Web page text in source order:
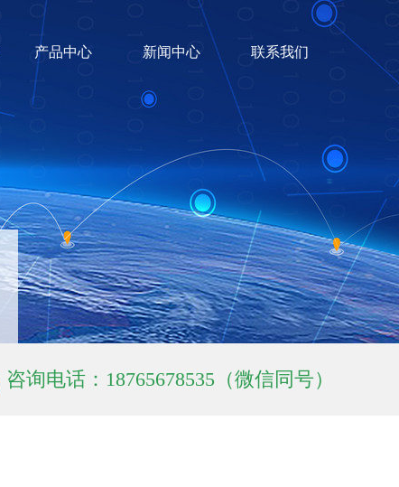
产品中心 新闻中心 联系我们
咨询电话：18765678535（微信同号）